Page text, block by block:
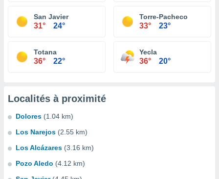
San Javier
31° 24°
Torre-Pacheco
33° 23°
Totana
36° 22°
Yecla
36° 20°
Localités à proximité
Dolores (1.04 km)
Los Narejos (2.55 km)
Los Alcázares (3.16 km)
Pozo Aledo (4.12 km)